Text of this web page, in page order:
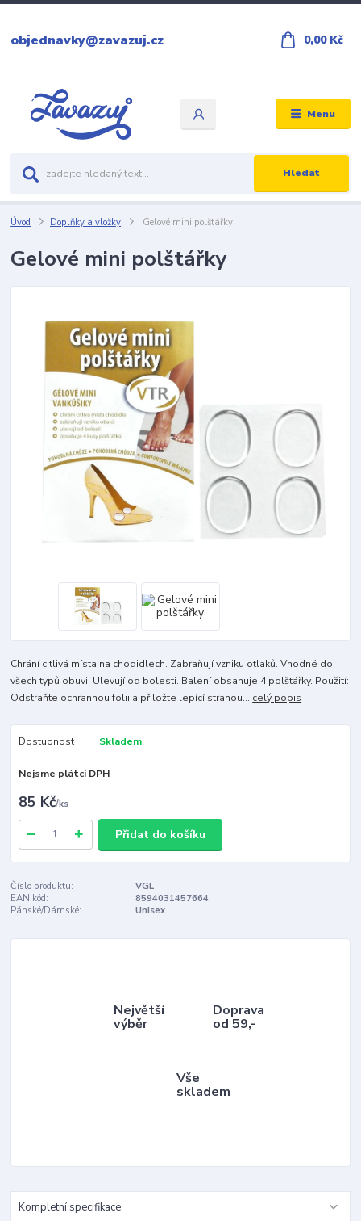
Menu
Hledat
objednavky@zavazuj.cz 0,00 Kč
Úvod Doplňky a vložky Gelové mini polštářky
Gelové mini polštářky
Chrání citlivá místa na chodidlech. Zabraňují vzniku otlaků. Vhodné do
všech typů obuvi. Ulevují od bolesti. Balení obsahuje 4 polštářky. Použití:
Odstraňte ochrannou folii a přiložte lepící stranou... celý popis
Dostupnost Skladem
Nejsme plátci DPH
85 Kč/ks
Přidat do košíku
Číslo produktu:
VGL
EAN kód:
8594031457664
Pánské/Dámské:
Unisex
Největší
výběr
Doprava
od 59,-
Vše
skladem
Kompletní specifikace